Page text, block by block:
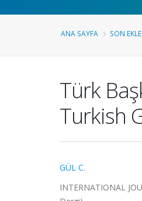
ANA SAYFA SON
Türk
Turkish
GÜL C.
INTERNATIONAL